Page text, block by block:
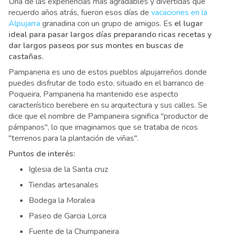
recuerdo años atrás, fueron esos días de vacaciones en la
Alpujarra granadina con un grupo de amigos. Es el lugar
ideal para pasar largos días preparando ricas recetas y
dar largos paseos por sus montes en buscas de
castañas.
Pampaneria es uno de estos pueblos alpujarreños donde
puedes disfrutar de todo esto, situado en el barranco de
Poqueira, Pampaneria ha mantenido ese aspecto
característico berebere en su arquitectura y sus calles. Se
dice que el nombre de Pampaneira significa "productor de
pámpanos", lo que imaginamos que se trataba de ricos
"terrenos para la plantación de viñas".
Puntos de interés:
Iglesia de la Santa cruz
Tiendas artesanales
Bodega la Moralea
Paseo de Garcia Lorca
Fuente de la Chumpaneira